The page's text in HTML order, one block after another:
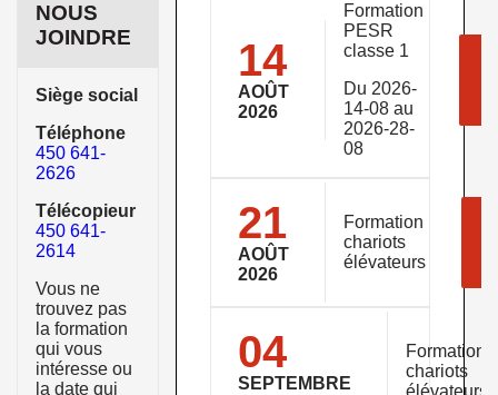
NOUS
JOINDRE
Siège social
Téléphone
450 641-
2626
Télécopieur
450 641-
2614
Vous ne
trouvez pas
la formation
qui vous
intéresse ou
la date qui
14
AOÛT
2026
Formation
PESR
classe 1
Du 2026-
14-08 au
2026-28-
08
21
AOÛT
2026
Formation
chariots
élévateurs
04
SEPTEMBRE
Formation
chariots
élévateurs